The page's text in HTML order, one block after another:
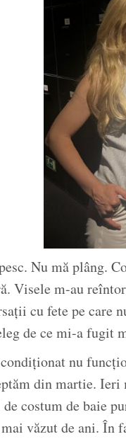
Nu mă plâng.
Visele m-au
cu fete pe care
de ce mi-a fugit
nu
din martie. Ieri
costum de baie
văzut de ani. În